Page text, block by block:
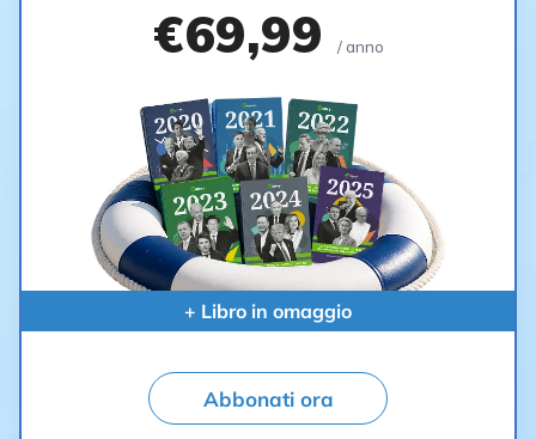
€69,99 / anno
+ Libro in omaggio
Abbonati ora